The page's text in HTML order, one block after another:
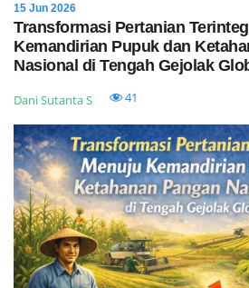
15 Jun 2026
Transformasi Pertanian
Kemandirian Pupuk dan
Nasional di Tengah Gejolak
Dani Sutanta S 41